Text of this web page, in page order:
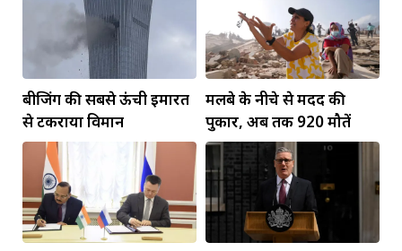
बीजिंग की सबसे ऊंची इमारत
से टकराया विमान
मलबे के नीचे से मदद की
पुकार, अब तक 920 मौतें